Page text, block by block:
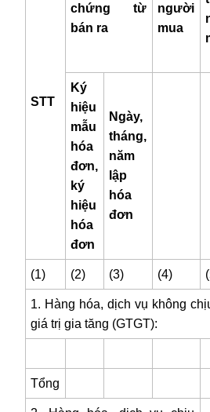
STT
chứng từ
bán ra
người
mua
Ký
hiệu
mẫu
hóa
đơn,
ký
hiệu
hóa
đơn
Ngày,
tháng,
năm
lập
hóa
đơn
(1) (2) (3) (4)
1. Hàng hóa, dịch vụ không
giá trị gia tăng (GTGT):
Tổng